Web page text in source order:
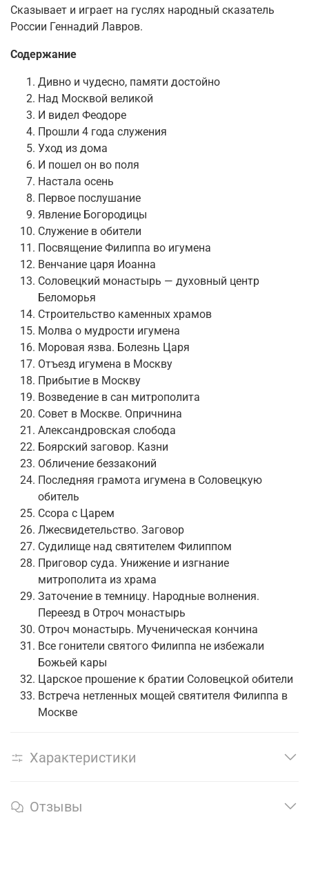
Сказывает и играет на гуслях народный сказатель
России Геннадий Лавров.
Содержание
Дивно и чудесно, памяти достойно
Над Москвой великой
И видел Феодоре
Прошли 4 года служения
Уход из дома
И пошел он во поля
Настала осень
Первое послушание
Явление Богородицы
Служение в обители
Посвящение Филиппа во игумена
Венчание царя Иоанна
Соловецкий монастырь — духовный центр
Беломорья
Строительство каменных храмов
Молва о мудрости игумена
Моровая язва. Болезнь Царя
Отъезд игумена в Москву
Прибытие в Москву
Возведение в сан митрополита
Совет в Москве. Опричнина
Александровская слобода
Боярский заговор. Казни
Обличение беззаконий
Последняя грамота игумена в Соловецкую
обитель
Ссора с Царем
Лжесвидетельство. Заговор
Судилище над святителем Филиппом
Приговор суда. Унижение и изгнание
митрополита из храма
Заточение в темницу. Народные волнения.
Переезд в Отроч монастырь
Отроч монастырь. Мученическая кончина
Все гонители святого Филиппа не избежали
Божьей кары
Царское прошение к братии Соловецкой обители
Встреча нетленных мощей святителя Филиппа в
Москве
Характеристики
Отзывы